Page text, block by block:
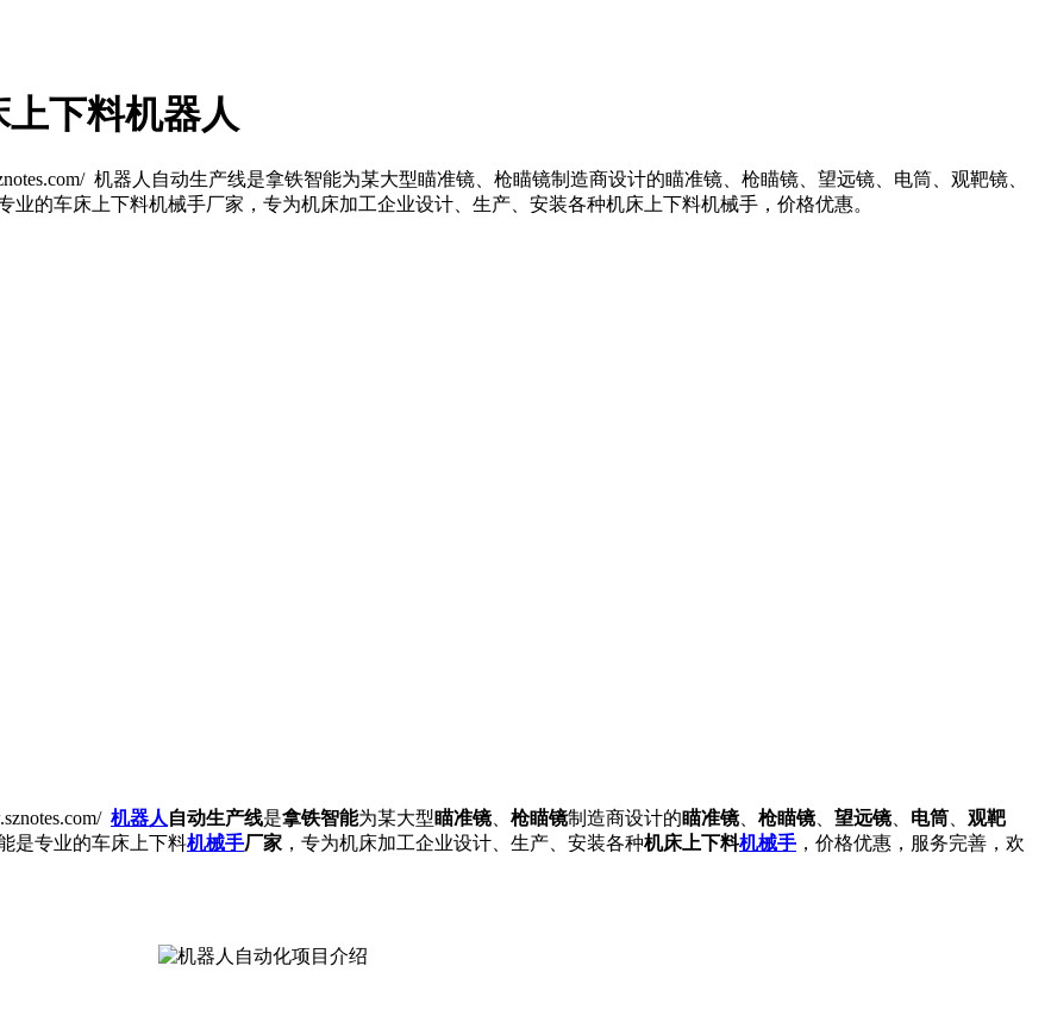
下料机器人
机器人自动生产线是拿铁智能为某大型瞄准镜、枪瞄镜制造商设计的瞄准镜、枪瞄镜、望远镜、电筒、观靶镜、
的车床上下料机械手厂家，专为机床加工企业设计、生产、安装各种机床上下料机械手，价格优惠。
机器人 自动生产线是拿铁智能为某大型瞄准镜、 枪瞄镜制造商设计的瞄准镜、 枪瞄镜、 望远镜、 电筒
观靶
是专业的车床上下料机械手厂家 ，专为机床加工企业设计、生产、安装各种机床上下料机械手 ，价格优惠，服务完善，欢